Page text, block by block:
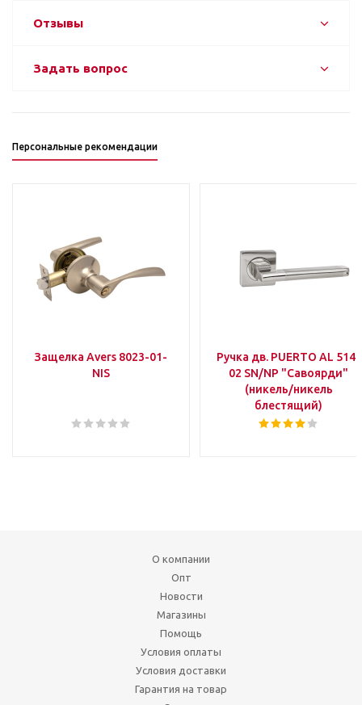
Отзывы
Задать вопрос
Персональные рекомендации
Защелка Avers 8023-01-
NIS
Ручка дв. PUERTO AL 514-
02 SN/NP "Савоярди"
(никель/никель
блестящий)
О компании
Опт
Новости
Магазины
Помощь
Условия оплаты
Условия доставки
Гарантия на товар